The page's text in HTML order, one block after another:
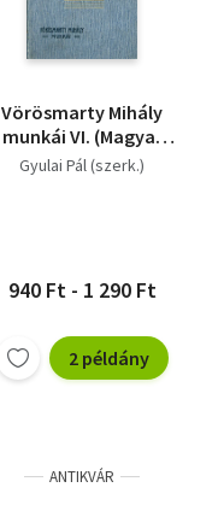
Vörösmarty Mihály
munkái VI. (Magyar
Remekírók 27.)
Gyulai Pál (szerk.)
940 Ft - 1 290 Ft
2 példány
ANTIKVÁR